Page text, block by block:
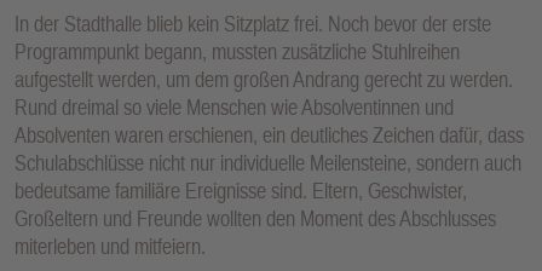
In der Stadthalle blieb kein Sitzplatz frei. Noch bevor der erste
Programmpunkt begann, mussten zusätzliche Stuhlreihen
aufgestellt werden, um dem großen Andrang gerecht zu werden.
Rund dreimal so viele Menschen wie Absolventinnen und
Absolventen waren erschienen, ein deutliches Zeichen dafür, dass
Schulabschlüsse nicht nur individuelle Meilensteine, sondern auch
bedeutsame familiäre Ereignisse sind. Eltern, Geschwister,
Großeltern und Freunde wollten den Moment des Abschlusses
miterleben und mitfeiern.